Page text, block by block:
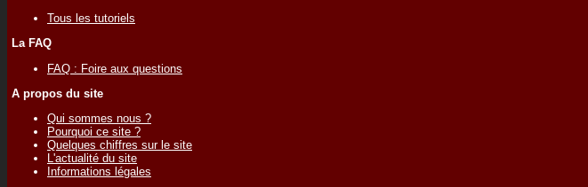
Tous les tutoriels
La FAQ
FAQ : Foire aux questions
A propos du site
Qui sommes nous ?
Pourquoi ce site ?
Quelques chiffres sur le site
L'actualité du site
Informations légales